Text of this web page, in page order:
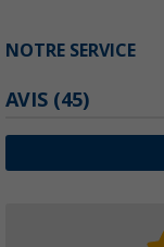
NOTRE SERVICE
AVIS (45)